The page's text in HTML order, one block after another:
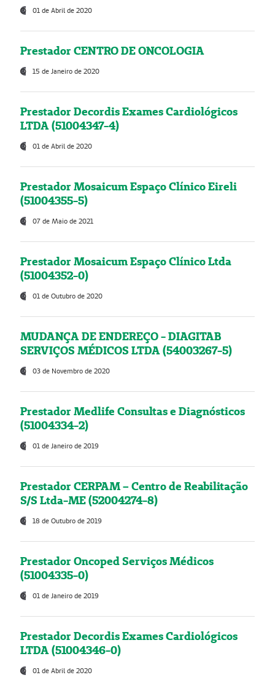
01 de Abril de 2020
Prestador CENTRO DE ONCOLOGIA
15 de Janeiro de 2020
Prestador Decordis Exames Cardiológicos
LTDA (51004347-4)
01 de Abril de 2020
Prestador Mosaicum Espaço Clínico Eireli
(51004355-5)
07 de Maio de 2021
Prestador Mosaicum Espaço Clínico Ltda
(51004352-0)
01 de Outubro de 2020
MUDANÇA DE ENDEREÇO - DIAGITAB
SERVIÇOS MÉDICOS LTDA (54003267-5)
03 de Novembro de 2020
Prestador Medlife Consultas e Diagnósticos
(51004334-2)
01 de Janeiro de 2019
Prestador CERPAM – Centro de Reabilitação
S/S Ltda-ME (52004274-8)
18 de Outubro de 2019
Prestador Oncoped Serviços Médicos
(51004335-0)
01 de Janeiro de 2019
Prestador Decordis Exames Cardiológicos
LTDA (51004346-0)
01 de Abril de 2020